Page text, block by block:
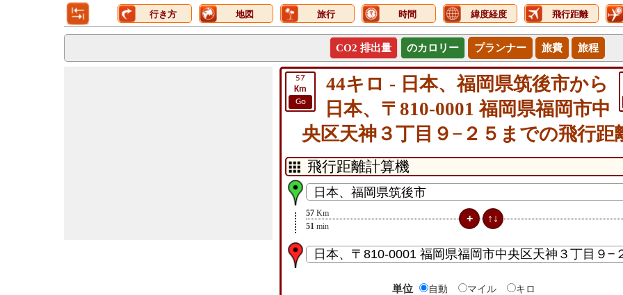
行き方 地図 旅行 時間 緯度経度 飛行距離
CO2 排出量 のカロリー プランナー 旅費 旅程
57
Km
Go
44キロ - 日本、福岡県筑後市から
日本、〒810-0001 福岡県福岡市中
央区天神３丁目９−２５までの飛行距
57 Km
51 min
単位 自動 マイル キロ